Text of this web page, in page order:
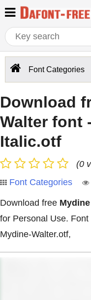
Font Categories
Download
Walter font
Italic.otf
(0
Font Categories
Download free
for Personal Use.
Mydine-Walter.otf,